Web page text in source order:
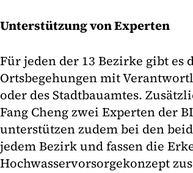
Unterstützung von Experten
Für jeden der 13 Bezirke gibt es
Ortsbegehungen mit
oder des Stadtbauamtes.
Fang Cheng zwei Experten der
unterstützen zudem bei den
jedem Bezirk und fassen die
Hochwasservorsorgekonzept